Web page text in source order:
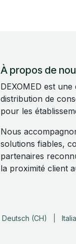
À propos de
DEXOMED est
distribution de
pour les
Nous
solutions fiables,
partenaires
la proximité client
Deutsch (CH)